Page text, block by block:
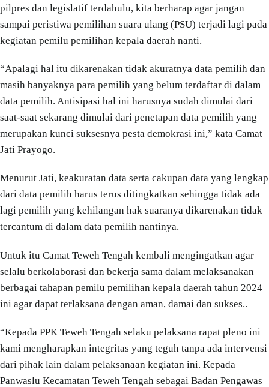
pilpres dan legislatif terdahulu, kita berharap agar jangan
sampai peristiwa pemilihan suara ulang (PSU) terjadi lagi pada
kegiatan pemilu pemilihan kepala daerah nanti.
“Apalagi hal itu dikarenakan tidak akuratnya data pemilih dan
masih banyaknya para pemilih yang belum terdaftar di dalam
data pemilih. Antisipasi hal ini harusnya sudah dimulai dari
saat-saat sekarang dimulai dari penetapan data pemilih yang
merupakan kunci suksesnya pesta demokrasi ini,” kata Camat
Jati Prayogo.
Menurut Jati, keakuratan data serta cakupan data yang lengkap
dari data pemilih harus terus ditingkatkan sehingga tidak ada
lagi pemilih yang kehilangan hak suaranya dikarenakan tidak
tercantum di dalam data pemilih nantinya.
Untuk itu Camat Teweh Tengah kembali mengingatkan agar
selalu berkolaborasi dan bekerja sama dalam melaksanakan
berbagai tahapan pemilu pemilihan kepala daerah tahun 2024
ini agar dapat terlaksana dengan aman, damai dan sukses..
“Kepada PPK Teweh Tengah selaku pelaksana rapat pleno ini
kami mengharapkan integritas yang teguh tanpa ada intervensi
dari pihak lain dalam pelaksanaan kegiatan ini. Kepada
Panwaslu Kecamatan Teweh Tengah sebagai Badan Pengawas